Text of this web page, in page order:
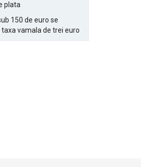
plata
150 de euro se
vamala de trei euro
la taxa logistica